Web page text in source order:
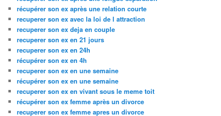
récupérer son ex après une relation courte
recuperer son ex avec la loi de l attraction
recuperer son ex deja en couple
recuperer son ex en 21 jours
recuperer son ex en 24h
récupérer son ex en 4h
recuperer son ex en une semaine
récupérer son ex en une semaine
recuperer son ex en vivant sous le meme toit
récupérer son ex femme après un divorce
recuperer son ex femme apres un divorce